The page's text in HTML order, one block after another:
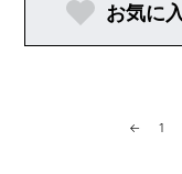
お気に
← 1